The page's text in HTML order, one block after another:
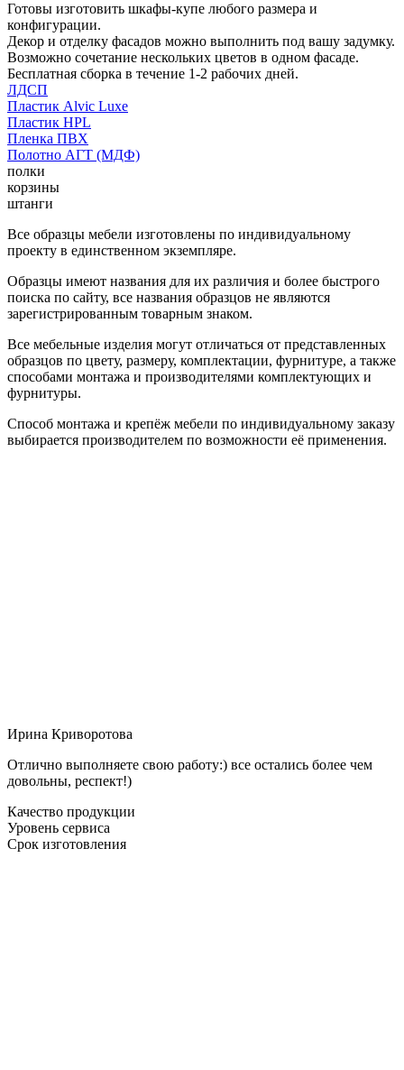
Готовы изготовить шкафы-купе любого размера и
конфигурации.
Декор и отделку фасадов можно выполнить под вашу задумку.
Возможно сочетание нескольких цветов в одном фасаде.
Бесплатная сборка в течение 1-2 рабочих дней.
ЛДСП
Пластик Alvic Luxe
Пластик HPL
Пленка ПВХ
Полотно АГТ (МДФ)
полки
корзины
штанги
Все образцы мебели изготовлены по индивидуальному
проекту в единственном экземпляре.
Образцы имеют названия для их различия и более быстрого
поиска по сайту, все названия образцов не являются
зарегистрированным товарным знаком.
Все мебельные изделия могут отличаться от представленных
образцов по цвету, размеру, комплектации, фурнитуре, а также
способами монтажа и производителями комплектующих и
фурнитуры.
Способ монтажа и крепёж мебели по индивидуальному заказу
выбирается производителем по возможности её применения.
Ирина Криворотова
Отлично выполняете свою работу:) все остались более чем
довольны, респект!)
Качество продукции
Уровень сервиса
Срок изготовления